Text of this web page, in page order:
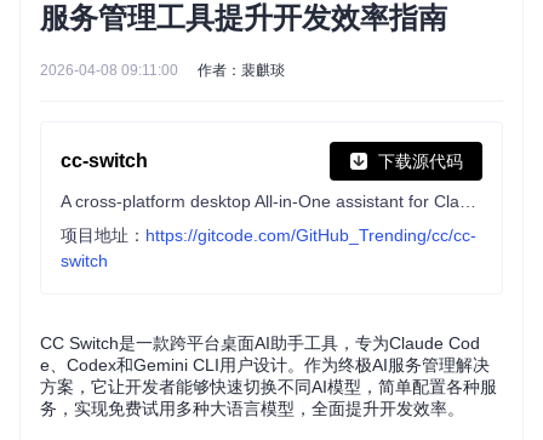
服务管理工具提升开发效率指南
2026-04-08 09:11:00 作者：裴麒琰
cc-switch 下载源代码
项目地址： https://gitcode.com/GitHub_Trending/cc/cc-
switch
CC Switch是一款跨平台桌面AI助手工具，专为Claude Cod
e、Codex和Gemini CLI用户设计。作为终极AI服务管理解决
方案，它让开发者能够快速切换不同AI模型，简单配置各种服
务，实现免费试用多种大语言模型，全面提升开发效率。